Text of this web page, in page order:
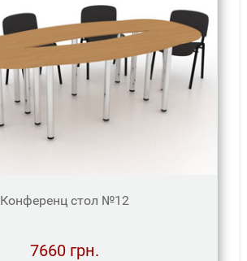
Конференц стол №12
7660 грн.